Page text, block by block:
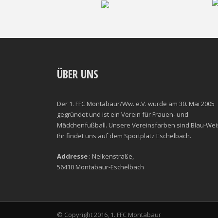
ÜBER UNS
Der 1. FFC Montabaur/Ww. e.V. wurde am 30. Mai 2005
gegründet und ist ein Verein für Frauen- und
Mädchenfußball. Unsere Vereinsfarben sind Blau-
Ihr findet uns auf dem Sportplatz Eschelbach.
Addresse : Nelkenstraße,
56410 Montabaur-Eschelbach
© Copyright 2016, 1. FFC Montabaur